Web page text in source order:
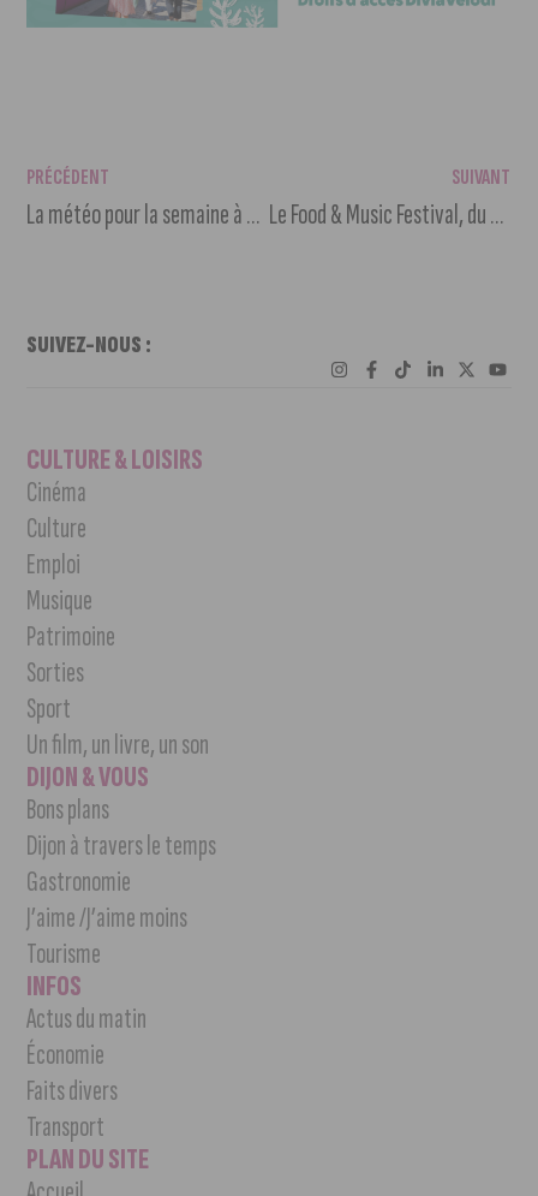
PRÉCÉDENT
La météo pour la semaine à venir
SUIVANT
Le Food & Music Festival, du 23 au 25 juin à la Toison d’Or
SUIVEZ-NOUS :
CULTURE & LOISIRS
Cinéma
Culture
Emploi
Musique
Patrimoine
Sorties
Sport
Un film, un livre, un son
DIJON & VOUS
Bons plans
Dijon à travers le temps
Gastronomie
J’aime /J’aime moins
Tourisme
INFOS
Actus du matin
Économie
Faits divers
Transport
PLAN DU SITE